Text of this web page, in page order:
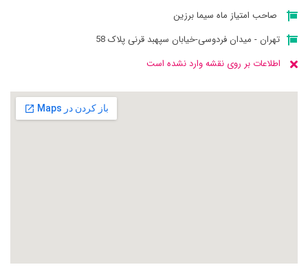
صاحب امتیاز ماه سیما برزین
تهران - میدان فردوسی-خیابان سپهبد قرنی پلاک 58
اطلاعات بر روی نقشه وارد نشده است